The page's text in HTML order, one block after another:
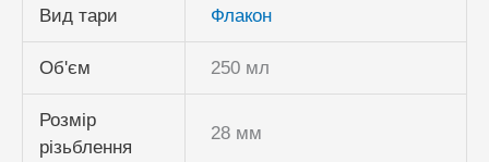
Вид тари Флакон
Об'єм 250 мл
Розмір
різьблення
28 мм